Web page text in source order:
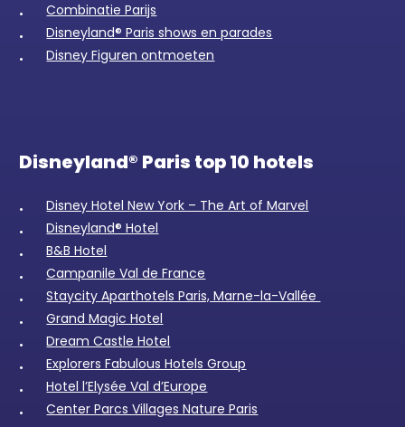
Combinatie Parijs
Disneyland® Paris shows en parades
Disney Figuren ontmoeten
Disneyland® Paris top 10 hotels
Disney Hotel New York – The Art of Marvel
Disneyland® Hotel
B&B Hotel
Campanile Val de France
Staycity Aparthotels Paris, Marne-la-Vallée
Grand Magic Hotel
Dream Castle Hotel
Explorers Fabulous Hotels Group
Hotel l’Elysée Val d’Europe
Center Parcs Villages Nature Paris